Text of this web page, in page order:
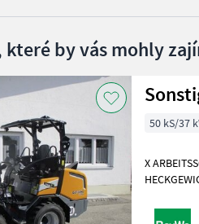
které by vás mohly
50 kS/37
X